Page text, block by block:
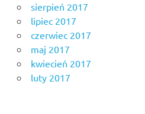
sierpień 2017
lipiec 2017
czerwiec 2017
maj 2017
kwiecień 2017
luty 2017